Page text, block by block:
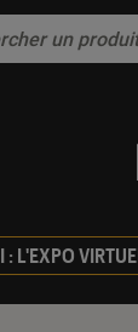
: L'EXPO